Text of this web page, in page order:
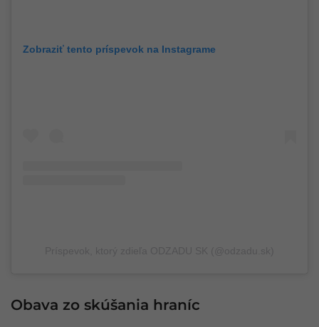
Zobraziť tento príspevok na Instagrame
Obava zo skúšania hraníc